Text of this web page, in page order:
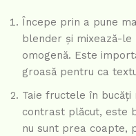
Începe prin a pune
blender și mixează-le
omogenă. Este
groasă pentru ca
Taie fructele în bucăți
contrast plăcut, este
nu sunt prea coapte,